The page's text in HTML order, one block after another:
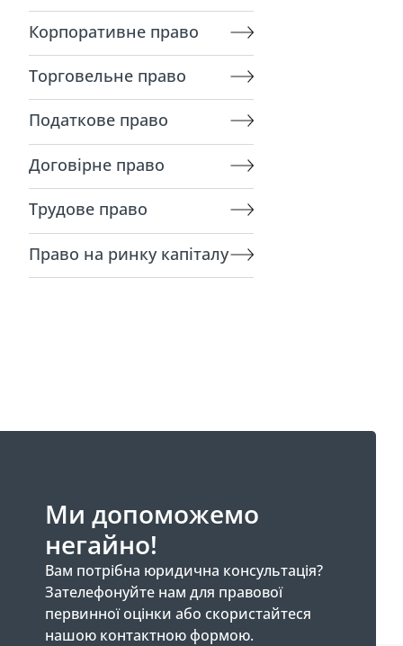
Корпоративне право
Торговельне право
Податкове право
Договірне право
Трудове право
Право на ринку капіталу
Ми допоможемо
негайно!
Вам потрібна юридична консультація?
Зателефонуйте нам для правової
первинної оцінки або скористайтеся
нашою контактною формою.